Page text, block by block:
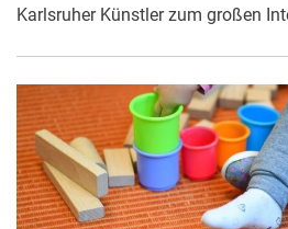
Karlsruher Künstler zum großen